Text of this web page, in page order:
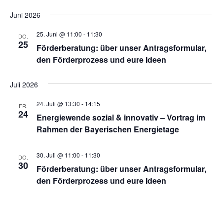
Juni 2026
DO.
25
Förderberatung: über unser Antragsformular,
den Förderprozess und eure Ideen
25. Juni @ 11:00 - 11:30
Juli 2026
FR.
24
Energiewende sozial & innovativ – Vortrag im
Rahmen der Bayerischen Energietage
24. Juli @ 13:30 - 14:15
DO.
30
Förderberatung: über unser Antragsformular,
den Förderprozess und eure Ideen
30. Juli @ 11:00 - 11:30